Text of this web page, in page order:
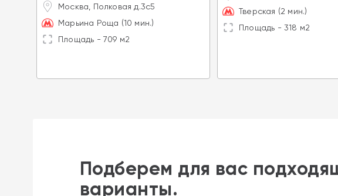
Москва, Полковая д.3с5
Марьина Роща (10 мин.)
Площадь - 709 м2
Тверская (2 мин.)
Площадь - 318 м2
Подберем для вас
варианты.